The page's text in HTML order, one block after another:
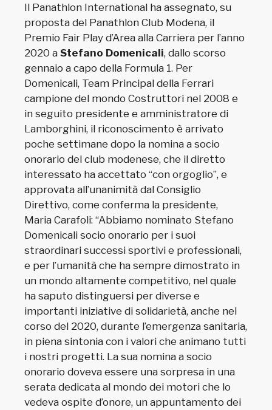
Il Panathlon International ha assegnato, su
proposta del Panathlon Club Modena, il
Premio Fair Play d’Area alla Carriera per l’anno
2020 aStefano Domenicali, dallo scorso
gennaio a capo della Formula 1. Per
Domenicali, Team Principal della Ferrari
campione del mondo Costruttori nel 2008 e
in seguito presidente e amministratore di
Lamborghini, il riconoscimento è arrivato
poche settimane dopo la nomina a socio
onorario del club modenese, che il diretto
interessato ha accettato “con orgoglio”, e
approvata all’unanimità dal Consiglio
Direttivo, come conferma la presidente,
Maria Carafoli: “Abbiamo nominato Stefano
Domenicali socio onorario per i suoi
straordinari successi sportivi e professionali,
e per l’umanità che ha sempre dimostrato in
un mondo altamente competitivo, nel quale
ha saputo distinguersi per diverse e
importanti iniziative di solidarietà, anche nel
corso del 2020, durante l’emergenza sanitaria,
in piena sintonia con i valori che animano tutti
i nostri progetti. La sua nomina a socio
onorario doveva essere una sorpresa in una
serata dedicata al mondo dei motori che lo
vedeva ospite d’onore, un appuntamento dei